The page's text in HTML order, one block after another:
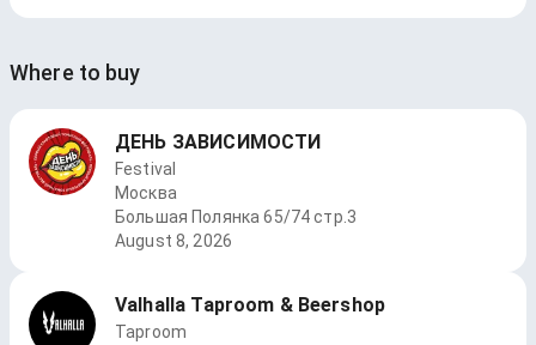
Where to buy
ДЕНЬ ЗАВИСИМОСТИ
Festival
Москва
Большая Полянка 65/74 стр.3
August 8, 2026
Valhalla Taproom & Beershop
Taproom